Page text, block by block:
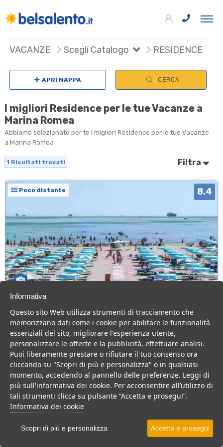
VACANZE Scegli Catalogo RESIDENCE
APRI MAPPA CERCA
I migliori Residence per le tue Vacanze a
Marina Romea
Abbiamo selezionato per te I migliori Residence per le tue Vacanze
a Marina Romea
1 Risultati trovati Filtra
Poco distante 8.4
Emilia Romagna > Ravenna > Marina Romea
Moderno villaggio sulla riviera romagnola, dispone di chalet vicino
al mare e servizi di animazione per coppie e famiglie con bambini
Villaggio Residence Camping
VEDI SU MAPPA
INFO STRUTTURA
+
Informativa
Questo sito Web utilizza strumenti di tracciamento che
memorizzano dati come i cookie per abilitare le funzionalità
essenziali del sito, migliorare l'esperienza utente,
personalizzare le offerte e la pubblicità, effettuare analisi.
Puoi liberamente prestare o rifiutare il tuo consenso ora
cliccando su "Scopri di più e personalizza" o in qualsiasi
momento, accedendo al pannello delle preferenze. Leggi di
più sull'informativa dei cookie. Per acconsentire all’utilizzo di
tali strumenti clicca su pulsante “Accetta e prosegui”.
Informativa dei cookie
Scopri di più e personalizza Accetta e prosegui